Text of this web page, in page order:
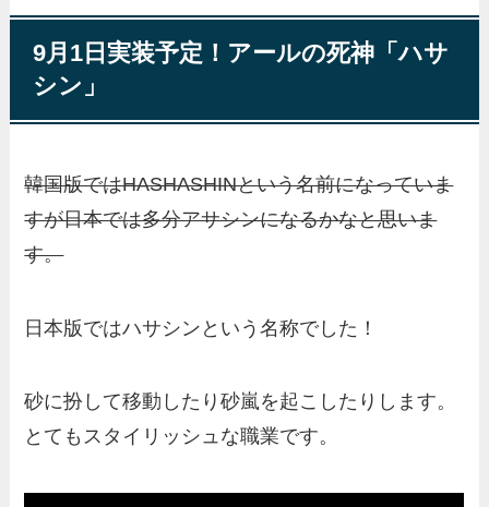
9月1日実装予定！アールの死神「ハサ
シン」
韓国版ではHASHASHINという名前になっていま
すが日本では多分アサシンになるかなと思いま
す。
日本版ではハサシンという名称でした！
砂に扮して移動したり砂嵐を起こしたりします。
とてもスタイリッシュな職業です。